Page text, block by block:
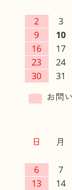
2
3
9
10
16
17
23
24
30
31
日 月
6
7
13
14